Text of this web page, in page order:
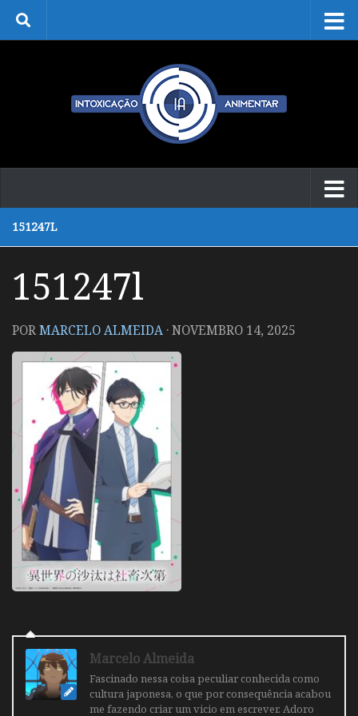
Skip to content
151247L
151247l
PORMARCELO ALMEIDA ·NOVEMBRO 14, 2025
Marcelo Almeida
Fascinado nessa coisa peculiar conhecida como
cultura japonesa, o que por consequência acabou
me fazendo criar um vicio em escrever. Adoro